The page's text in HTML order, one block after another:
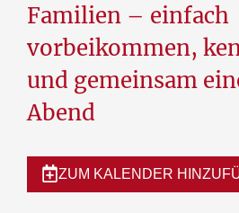
Familien – einfach
vorbeikommen,
und gemeinsam
Abend
ZUM KALENDER